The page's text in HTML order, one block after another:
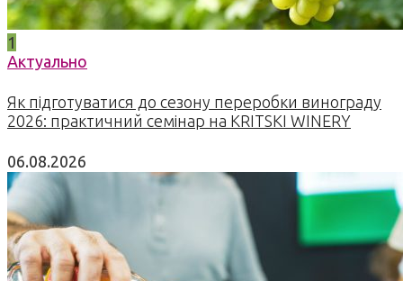
1
Актуально
Як підготуватися до сезону переробки винограду
2026: практичний семінар на KRITSKI WINERY
06.08.2026